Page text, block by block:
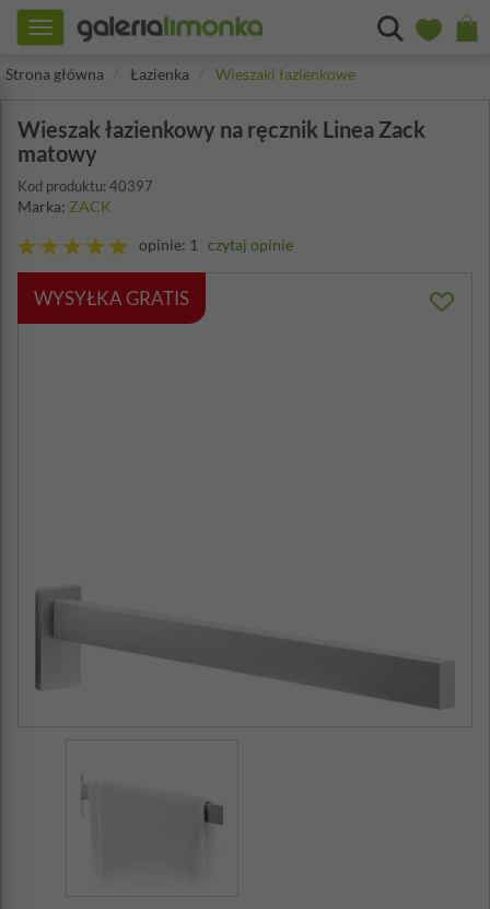
Toggle
navigation
Strona główna
Łazienka Wieszaki łazienkowe
Wieszak łazienkowy na ręcznik Linea Zack
matowy
Kod produktu: 40397
Marka: ZACK
opinie: 1 czytaj opinie
WYSYŁKA GRATIS